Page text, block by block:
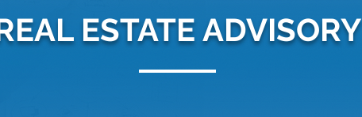
ESTATE ADVISORY